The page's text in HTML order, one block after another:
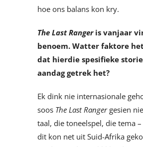
hoe ons balans kon kry.
The Last Rangeris vanjaar vir
benoem. Watter faktore
dat hierdie spesifieke
aandag getrek het?
Ek dink nie internasionale
soos The Last Rangergesien
taal, die toneelspel, die tema
dit kon net uit Suid-Afrika